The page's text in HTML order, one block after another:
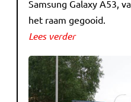
Samsung Galaxy A53,
het raam gegooid.
Lees verder